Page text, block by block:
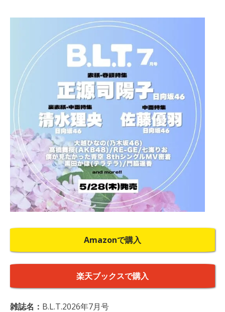
Amazonで購入
楽天ブックスで購入
雑誌名： B.L.T.2026年7月号